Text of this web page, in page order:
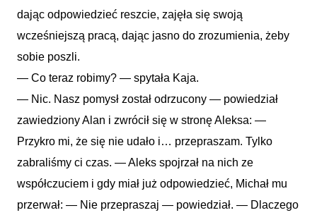
dając odpowiedzieć reszcie, zajęła się swoją
wcześniejszą pracą, dając jasno do zrozumienia, żeby
sobie poszli.
— Co teraz robimy? — spytała Kaja.
— Nic. Nasz pomysł został odrzucony — powiedział
zawiedziony Alan i zwrócił się w stronę Aleksa: —
Przykro mi, że się nie udało i… przepraszam. Tylko
zabraliśmy ci czas. — Aleks spojrzał na nich ze
współczuciem i gdy miał już odpowiedzieć, Michał mu
przerwał: — Nie przepraszaj — powiedział. — Dlaczego